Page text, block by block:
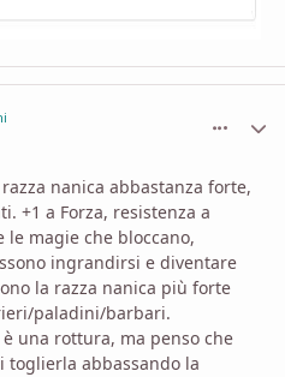
nanica abbastanza forte,
+1 a Forza, resistenza a
magie che bloccano,
ingrandirsi e diventare
la razza nanica più forte
paladini/barbari.
una rottura, ma penso che
abbassando la